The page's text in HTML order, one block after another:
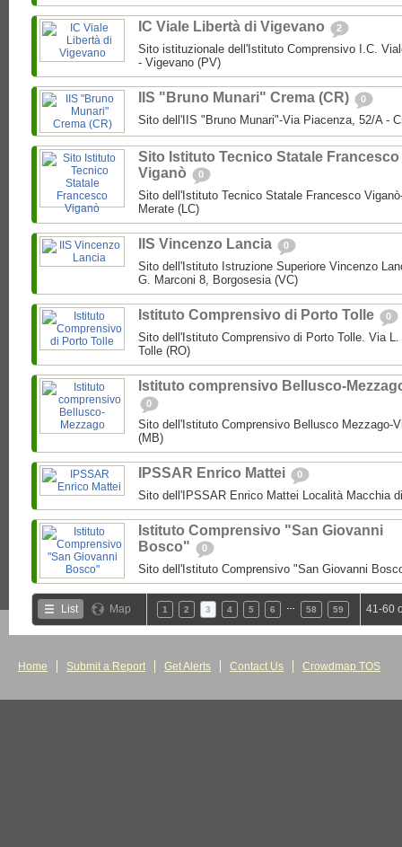
IC Viale Libertà di Vigevano 2
Sito istituzionale dell'Istituto Comprensivo I.C.
- Vigevano (PV)
IIS "Bruno Munari" Crema (CR) 0
Sito dell'IIS "Bruno Munari"-Via Piacenza, 52/A -
Sito Istituto Tecnico Statale Francesco
Viganò
0
Sito dell'Istituto Tecnico Statale Francesco
Merate (LC)
IIS Vincenzo Lancia 0
Sito dell'Istituto Istruzione Superiore Vincenzo
G. Marconi 8, Borgosesia (VC)
Istituto Comprensivo di Porto Tolle 0
Sito dell'Istituto Comprensivo di Porto Tolle. Via
Tolle (RO)
Istituto comprensivo Bellusco-
0
Sito dell'Istituto Comprensivo Bellusco Mezzago-
(MB)
IPSSAR Enrico Mattei 0
Sito dell'IPSSAR Enrico Mattei Località Macchia
Istituto Comprensivo "San Giovanni
Bosco"
0
Sito dell'Istituto Comprensivo "San Giovanni
List Map 1 2 3 4 5 6 58 59 41-60
Home Submit a Report Get Alerts Contact Us Crowdmap TOS